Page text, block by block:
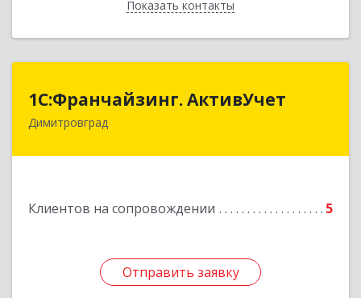
Показать контакты
Назад
1С:Франчайзинг. АктивУчет
Димитровград
Клиентов на сопровождении 5
Отправить заявку
1С:Франчайзинг. АктивУчет
433505, Ульяновская обл., г. Димитровград, ул.
Отправить заявку